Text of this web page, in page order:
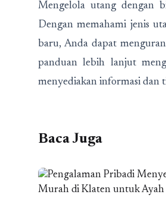
Mengelola utang dengan
Dengan memahami jenis
baru, Anda dapat
panduan lebih lanjut
menyediakan informasi dan
Baca Juga